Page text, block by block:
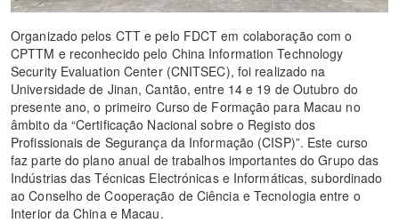
Organizado pelos CTT e pelo FDCT em colaboração com o
CPTTM e reconhecido pelo China Information Technology
Security Evaluation Center (CNITSEC), foi realizado na
Universidade de Jinan, Cantão, entre 14 e 19 de Outubro do
presente ano, o primeiro Curso de Formação para Macau no
âmbito da “Certificação Nacional sobre o Registo dos
Profissionais de Segurança da Informação (CISP)”. Este curso
faz parte do plano anual de trabalhos importantes do Grupo das
Indústrias das Técnicas Electrónicas e Informáticas, subordinado
ao Conselho de Cooperação de Ciência e Tecnologia entre o
Interior da China e Macau.